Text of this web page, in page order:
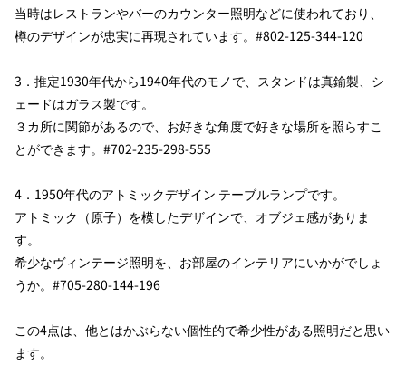
当時はレストランやバーのカウンター照明などに使われており、
樽のデザインが忠実に再現されています。#802-125-344-120
3．推定1930年代から1940年代のモノで、スタンドは真鍮製、シ
ェードはガラス製です。
３カ所に関節があるので、お好きな角度で好きな場所を照らすこ
とができます。#702-235-298-555
4．1950年代のアトミックデザイン テーブルランプです。
アトミック（原子）を模したデザインで、オブジェ感がありま
す。
希少なヴィンテージ照明を、お部屋のインテリアにいかがでしょ
うか。#705-280-144-196
この4点は、他とはかぶらない個性的で希少性がある照明だと思い
ます。